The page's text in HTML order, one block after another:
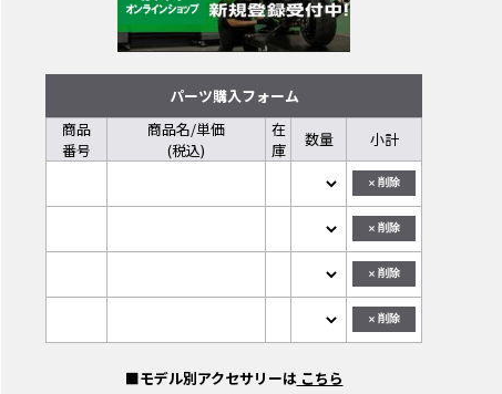
パーツ購入フォーム
商品
番号
商品名/単価
(税込)
在
庫
数量 小計
削除
削除
削除
削除
■モデル別アクセサリーはこちら